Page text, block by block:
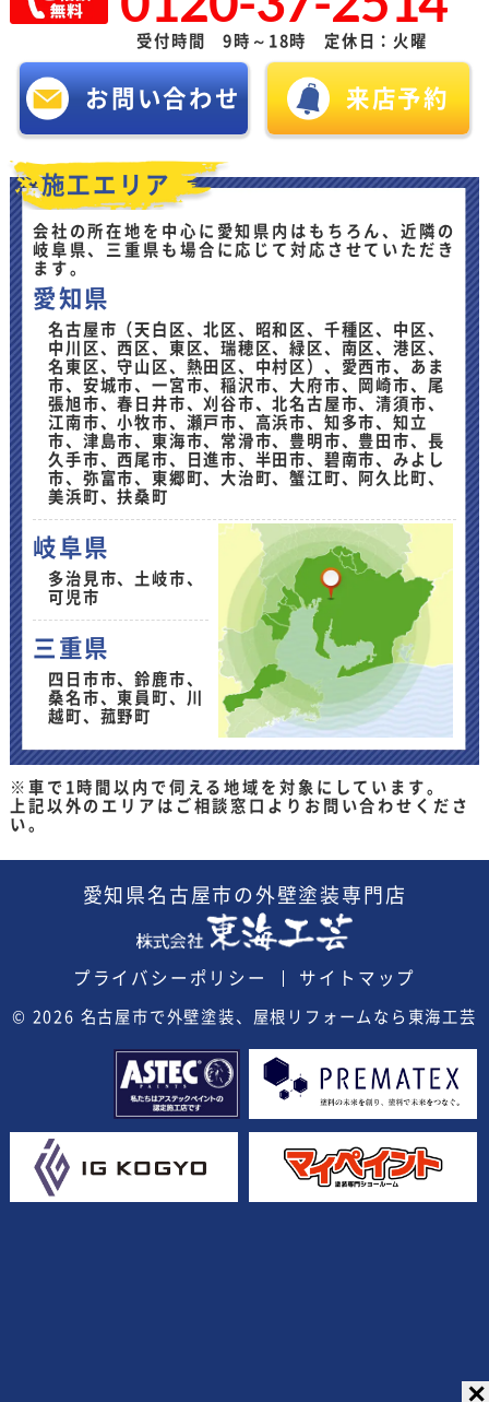
受付時間 9時～18時 定休日：火曜
お問い合わせ 来店予約
施工エリア
会社の所在地を中心に愛知県内はもちろん、近隣の
岐阜県、三重県も場合に応じて対応させていただき
ます。
愛知県
名古屋市（天白区、北区、昭和区、千種区、中区、
中川区、西区、東区、瑞穂区、緑区、南区、港区、
名東区、守山区、熱田区、中村区）、愛西市、あま
市、安城市、一宮市、稲沢市、大府市、岡崎市、尾
張旭市、春日井市、刈谷市、北名古屋市、清須市、
江南市、小牧市、瀬戸市、高浜市、知多市、知立
市、津島市、東海市、常滑市、豊明市、豊田市、長
久手市、西尾市、日進市、半田市、碧南市、みよし
市、弥富市、東郷町、大治町、蟹江町、阿久比町、
美浜町、扶桑町
岐阜県
多治見市、土岐市、
可児市
三重県
四日市市、鈴鹿市、
桑名市、東員町、川
越町、菰野町
※車で1時間以内で伺える地域を対象にしています。
上記以外のエリアはご相談窓口よりお問い合わせくださ
い。
愛知県名古屋市の外壁塗装 専門店
プライバシーポリシー サイトマップ
© 2026 名古屋市で外壁塗装、屋根リフォームなら東海工芸
✕